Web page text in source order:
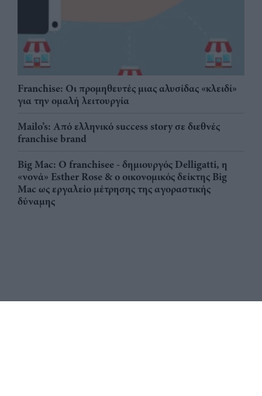
Franchise: Οι προμηθευτές μιας αλυσίδας «κλειδί»
για την ομαλή λειτουργία
Mailo’s: Από ελληνικό success story σε διεθνές
franchise brand
Big Mac: Ο franchisee - δημιουργός Delligatti, η
«νονά» Esther Rose & ο οικονομικός δείκτης Big
Mac ως εργαλείο μέτρησης της αγοραστικής
δύναμης